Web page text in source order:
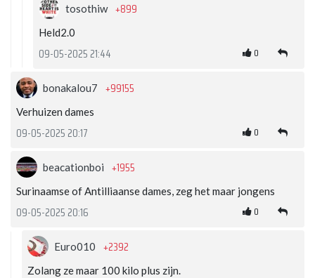
tosothiw +899
Held2.0
09-05-2025 21:44 0
bonakalou7 +99155
Verhuizen dames
09-05-2025 20:17 0
beacationboi +1955
Surinaamse of Antilliaanse dames, zeg het maar jongens
09-05-2025 20:16 0
Euro010 +2392
Zolang ze maar 100 kilo plus zijn.